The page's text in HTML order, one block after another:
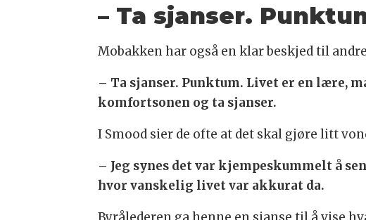
– Ta sjanser.
Mobakken har også en klar beskjed til
– Ta sjanser. Punktum. Livet er en lære,
komfortsonen og ta sjanser.
I Smood sier de ofte at det skal gjøre litt
– Jeg synes det var kjempeskummelt å
hvor vanskelig livet var akkurat da.